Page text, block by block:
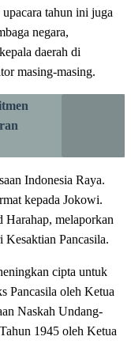
tahun ini juga
negara,
daerah di
masing-masing.
Indonesia Raya.
kepada Jokowi.
melaporkan
Pancasila.
cipta untuk
Pancasila oleh Ketua
Naskah Undang-
1945 oleh Ketua